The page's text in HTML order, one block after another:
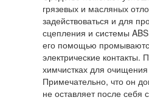
грязевых и масляных
задействоваться и для
сцепления и системы
его помощью
электрические контакты.
химчистках для
Примечательно, что он
не оставляет после себя